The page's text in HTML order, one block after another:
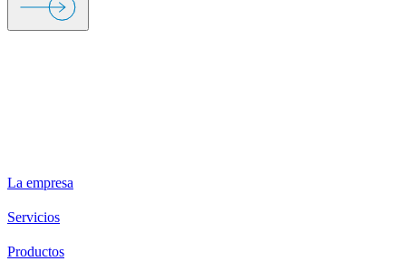
La empresa
Servicios
Productos